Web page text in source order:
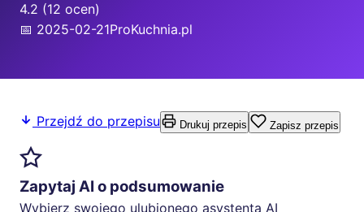
4.2 (12 ocen)
📅 2025-02-21ProKuchnia.pl
Przejdź do przepisu Drukuj przepis Zapisz przepis
Zapytaj AI o podsumowanie
Wybierz swojego ulubionego asystenta AI